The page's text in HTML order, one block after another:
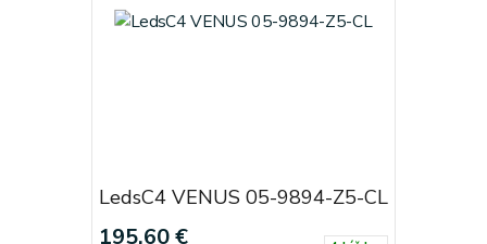
LedsC4 VENUS 05-9894-Z5-CL
195,60 €